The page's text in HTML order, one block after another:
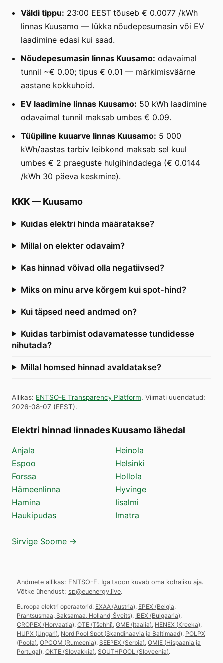
Väldi tippu: 23:00 EEST tõuseb € 0.0077 /kWh
linnas Kuusamo — lükka nõudepesumasin või EV
laadimine edasi kui saad.
Nõudepesumasin linnas Kuusamo: odavaimal
tunnil ~€ 0.00; tipus € 0.01 — märkimisväärne
aastane kokkuhoid.
EV laadimine linnas Kuusamo: 50 kWh laadimine
odavaimal tunnil maksab umbes € 0.09.
Tüüpiline kuuarve linnas Kuusamo: 5 000
kWh/aastas tarbiv leibkond maksab sel kuul
umbes € 2 praeguste hulgihindadega (€ 0.0144
/kWh 30 päeva keskmine).
KKK— Kuusamo
Kuidas elektri hinda määratakse?
Millal on elekter odavaim?
Kas hinnad võivad olla negatiivsed?
Miks on minu arve kõrgem kui spot-hind?
Kui täpsed need andmed on?
Kuidas tarbimist odavamatesse tundidesse
nihutada?
Millal homsed hinnad avaldatakse?
Allikas: ENTSO-E Transparency Platform. Viimati uuendatud:
2026-08-07 (EEST).
Elektri hinnad linnades Kuusamo lähedal
Anjala
Espoo
Forssa
Hämeenlinna
Hamina
Haukipudas
Heinola
Helsinki
Hollola
Hyvinge
Iisalmi
Imatra
Sirvige Soome →
Andmete allikas: ENTSO-E. Iga tsoon kuvab oma kohaliku aja.
Võtke ühendust: sp@euenergy.live.
Euroopa elektri operaatorid: EXAA (Austria) EPEX (Belgia,
Prantsusmaa, Saksamaa, Holland, Šveits) IBEX (Bulgaaria)
CROPEX (Horvaatia) OTE (Tšehhi) GME (Itaalia) HENEX (Kreeka)
HUPX (Ungari) Nord Pool Spot (Skandinaavia ja Baltimaad) POLPX
(Poola) OPCOM (Rumeenia) SEEPEX (Serbia) OMIE (Hispaania ja
Portugal) OKTE (Slovakkia) SOUTHPOOL (Sloveenia).